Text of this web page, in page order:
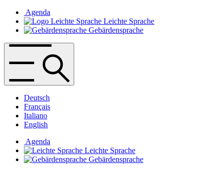
Agenda
Leichte Sprache
Gebärdensprache
Deutsch
Français
Italiano
English
Agenda
Leichte Sprache
Gebärdensprache